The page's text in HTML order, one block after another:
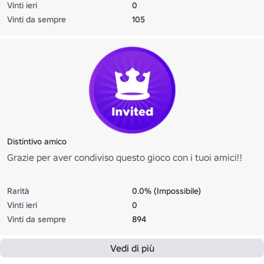
Vinti ieri
0
Vinti da sempre
105
Distintivo amico
Grazie per aver condiviso questo gioco con i tuoi amici!!
Rarità
0.0% (Impossibile)
Vinti ieri
0
Vinti da sempre
894
Vedi di più